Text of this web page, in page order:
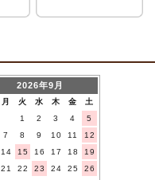
2026年9月
月 火 水 木 金
土
1
2 3 4
5
7 8 9 10 11
12
14 15 16 17 18
19
21 22 23 24 25
26